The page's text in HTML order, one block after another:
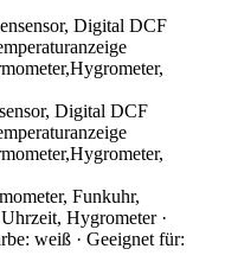
Digital DCF
Funkuhr,
Hygrometer ·
weiß · Geeignet für: